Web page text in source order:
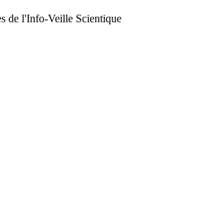
de l'Info-Veille Scientique